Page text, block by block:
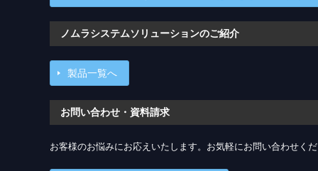
ノムラシステムソリューションのご紹介
製品一覧へ
お問い合わせ・資料請求
お客様のお悩みにお応えいたします。お気軽にお問い合わせく